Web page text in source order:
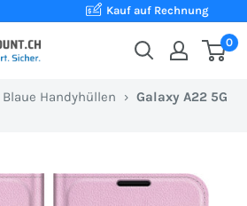
Kauf auf Rechnung
0
Blaue Handyhüllen › Galaxy A22 5G